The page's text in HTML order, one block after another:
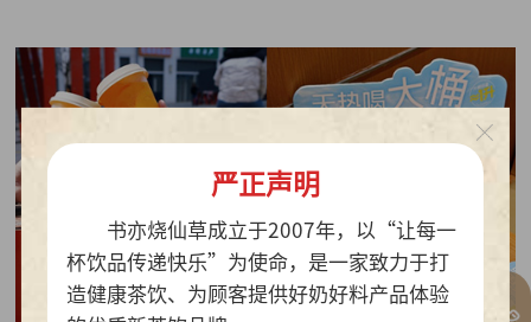
严正声明
书亦烧仙草成立于2007年，以“让每一
杯饮品传递快乐”为使命，是一家致力于打
造健康茶饮、为顾客提供好奶好料产品体验